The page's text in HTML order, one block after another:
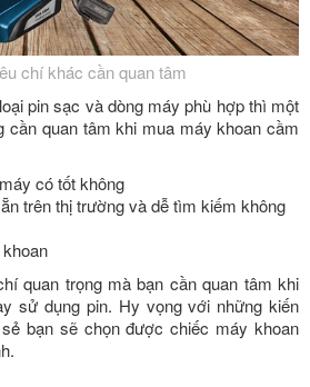
chí khác cần quan tâm
pin sạc và dòng máy phù hợp thì một
cần quan tâm khi mua máy khoan cầm
có tốt không
trên thị trường và dễ tìm kiếm không
quan trọng mà bạn cần quan tâm khi
sử dụng pin. Hy vọng với những kiến
bạn sẽ chọn được chiếc máy khoan